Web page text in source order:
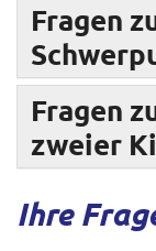
Fragen
Fragen
zweier
Ihre